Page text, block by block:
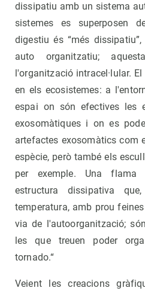
dissipatiu amb un sistema
sistemes es superposen
digestiu és “més
auto organitzatiu;
l'organització intracel·lular.
en els ecosistemes: a
espai on són efectives les
exosomàtiques i on es
artefactes exosomàtics com
espècie, però també els
per exemple. Una flama
estructura dissipativa
temperatura, amb prou
via de l'autoorganització;
les que treuen poder
tornado.“
Veient les creacions